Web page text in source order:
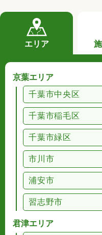
エリア
京葉エリア
千葉市中央区
千葉市稲毛区
千葉市緑区
市川市
浦安市
習志野市
君津エリア